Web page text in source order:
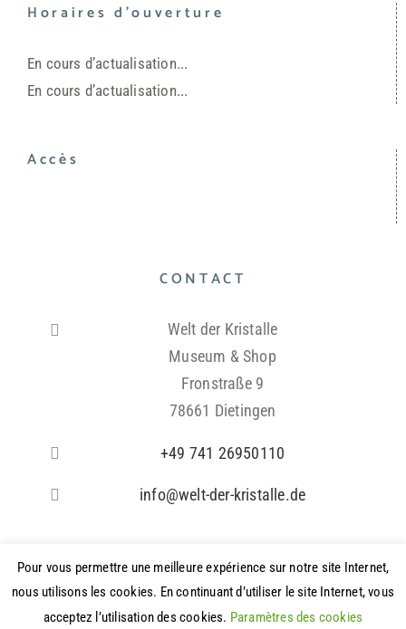
Horaires d’ouverture
En cours d’actualisation...
En cours d’actualisation...
Accès
CONTACT
Welt der Kristalle
Museum & Shop
Fronstraße 9
78661 Dietingen
+49 741 26950110
info@welt-der-kristalle.de
Pour vous permettre une meilleure expérience sur notre site Internet,
nous utilisons les cookies. En continuant d’utiliser le site Internet, vous
acceptez l’utilisation des cookies. Paramètres des cookies
Allemand Anglais Français Italien
Espagnol